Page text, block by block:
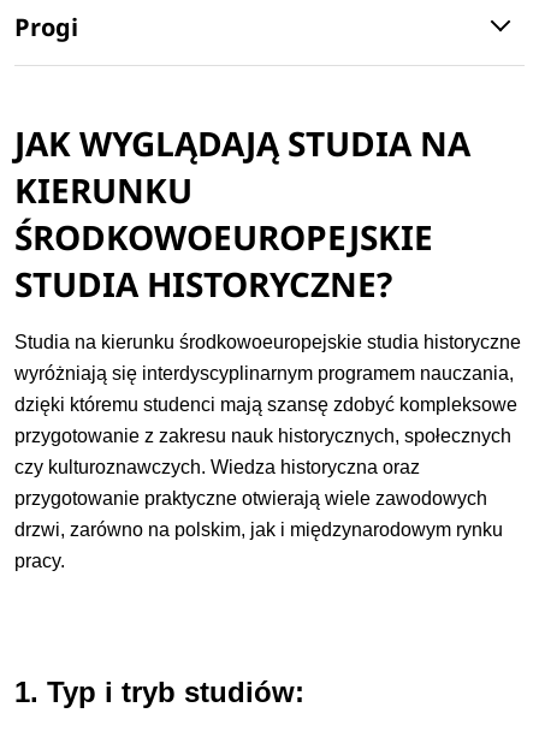
Progi
JAK WYGLĄDAJĄ STUDIA NA
KIERUNKU
ŚRODKOWOEUROPEJSKIE
STUDIA HISTORYCZNE?
Studia na kierunku środkowoeuropejskie studia historyczne
wyróżniają się interdyscyplinarnym programem nauczania,
dzięki któremu studenci mają szansę zdobyć kompleksowe
przygotowanie z zakresu nauk historycznych, społecznych
czy kulturoznawczych. Wiedza historyczna oraz
przygotowanie praktyczne otwierają wiele zawodowych
drzwi, zarówno na polskim, jak i międzynarodowym rynku
pracy.
1. Typ i tryb studiów: